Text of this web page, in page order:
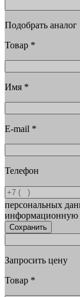
Подобрать аналог
Товар *
Имя *
E-mail *
Телефон
персональных
информационную
Сохранить
Запросить цену
Товар *